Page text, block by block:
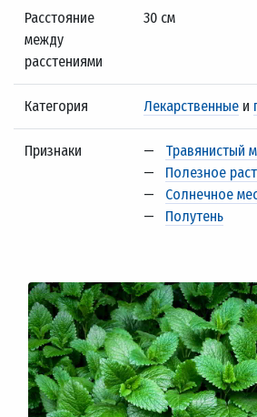
Расстояние
между
расстениями
30 см
Категория Лекарственные и
Признаки — Травянистый
— Полезное
— Солнечное
— Полутень